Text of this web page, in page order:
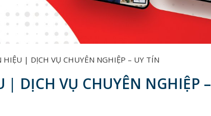
| DỊCH VỤ CHUYÊN NGHIỆP – UY TÍN
DỊCH VỤ CHUYÊN NGHIỆP –